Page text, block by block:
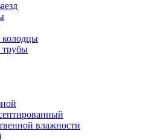
влажности